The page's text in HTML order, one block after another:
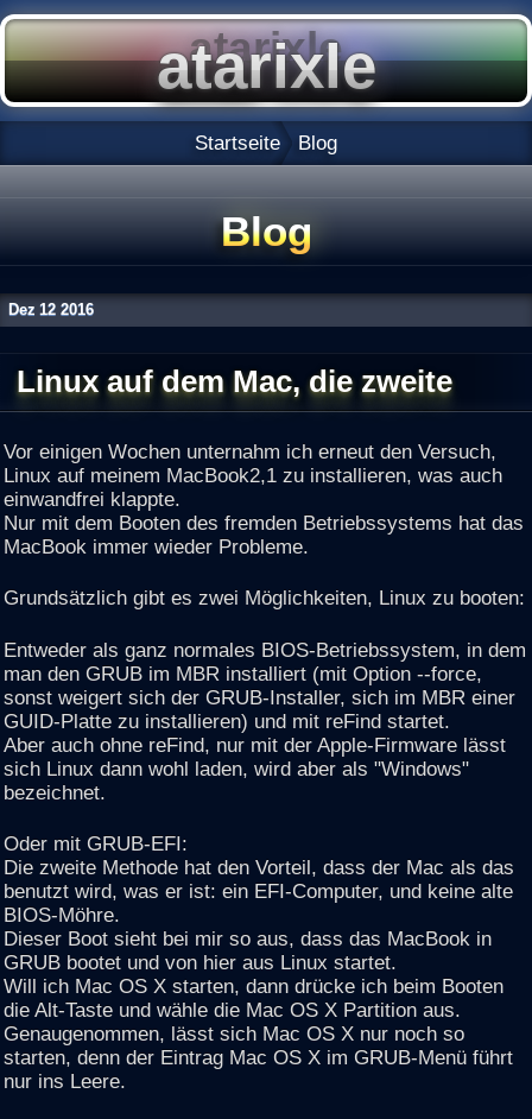
Startseite Blog
Blog
Dez 12 2016
Linux auf dem Mac, die zweite
Vor einigen Wochen unternahm ich erneut den Versuch,
Linux auf meinem MacBook2,1 zu installieren, was auch
einwandfrei klappte.
Nur mit dem Booten des fremden Betriebssystems hat das
MacBook immer wieder Probleme.
Grundsätzlich gibt es zwei Möglichkeiten, Linux zu booten:
Entweder als ganz normales BIOS-Betriebssystem, in dem
man den GRUB im MBR installiert (mit Option --force,
sonst weigert sich der GRUB-Installer, sich im MBR einer
GUID-Platte zu installieren) und mit reFind startet.
Aber auch ohne reFind, nur mit der Apple-Firmware lässt
sich Linux dann wohl laden, wird aber als "Windows"
bezeichnet.
Oder mit GRUB-EFI:
Die zweite Methode hat den Vorteil, dass der Mac als das
benutzt wird, was er ist: ein EFI-Computer, und keine alte
BIOS-Möhre.
Dieser Boot sieht bei mir so aus, dass das MacBook in
GRUB bootet und von hier aus Linux startet.
Will ich Mac OS X starten, dann drücke ich beim Booten
die Alt-Taste und wähle die Mac OS X Partition aus.
Genaugenommen, lässt sich Mac OS X nur noch so
starten, denn der Eintrag Mac OS X im GRUB-Menü führt
nur ins Leere.